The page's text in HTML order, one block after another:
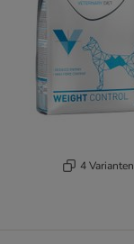
4 Varianten